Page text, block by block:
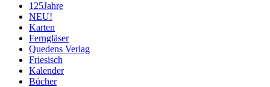
125Jahre
NEU!
Karten
Ferngläser
Quedens Verlag
Friesisch
Kalender
Bücher